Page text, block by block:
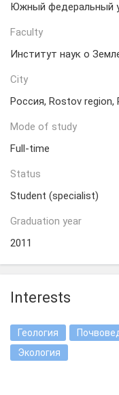
Южный федеральный
Faculty
Институт наук о
City
Россия, Rostov region,
Mode of study
Full-time
Status
Student (specialist)
Graduation year
2011
Interests
Геология
Экология